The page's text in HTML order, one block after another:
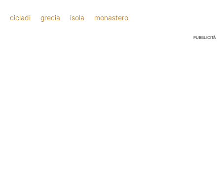
cicladi grecia isola monastero
PUBBLICITÀ